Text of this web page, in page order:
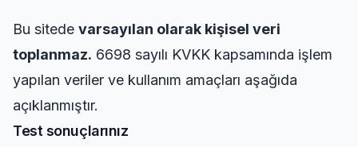
Bu sitede varsayılan olarak kişisel veri
toplanmaz. 6698 sayılı KVKK kapsamında işlem
yapılan veriler ve kullanım amaçları aşağıda
açıklanmıştır.
Test sonuçlarınız